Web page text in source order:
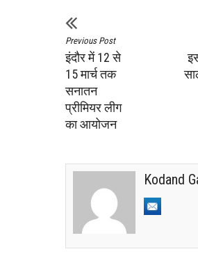
Previous Post
इंदौर में 12 से
15 मार्च तक
सनातन
प्रीमियर लीग
का आयोजन
Kodand